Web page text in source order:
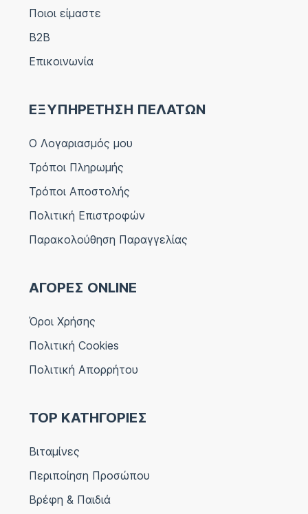
Ποιοι είμαστε
B2B
Επικοινωνία
ΕΞΥΠΗΡΕΤΗΣΗ ΠΕΛΑΤΩΝ
Ο Λογαριασμός μου
Τρόποι Πληρωμής
Τρόποι Αποστολής
Πολιτική Επιστροφών
Παρακολούθηση Παραγγελίας
ΑΓΟΡΕΣ ONLINE
Όροι Χρήσης
Πολιτική Cookies
Πολιτική Απορρήτου
TOP ΚΑΤΗΓΟΡΙΕΣ
Βιταμίνες
Περιποίηση Προσώπου
Βρέφη & Παιδιά